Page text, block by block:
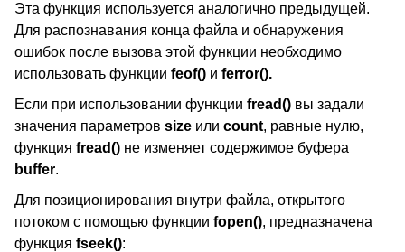
Эта функция используется аналогично предыдущей.
Для распознавания конца файла и обнаружения
ошибок после вызова этой функции необходимо
использовать функции feof() и ferror().
Если при использовании функции fread() вы задали
значения параметров size или count, равные нулю,
функция fread() не изменяет содержимое буфера
buffer.
Для позиционирования внутри файла, открытого
потоком с помощью функции fopen(), предназначена
функция fseek():